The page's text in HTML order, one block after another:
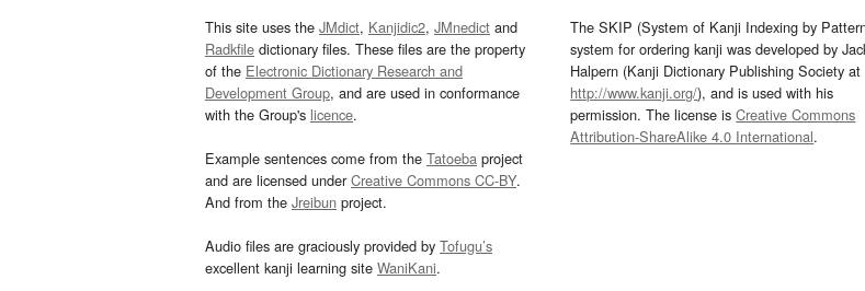
This site uses the JMdict, Kanjidic2, JMnedict and
Radkfile dictionary files. These files are the property
of the Electronic Dictionary Research and
Development Group, and are used in conformance
with the Group's licence.
Example sentences come from the Tatoeba project
and are licensed underCreative Commons CC-BY.
And from the Jreibun project.
Audio files are graciously provided by Tofugu’s
excellent kanji learning site WaniKani.
The SKIP (System of Kanji Indexing by
system for ordering kanji was developed by
Halpern (Kanji Dictionary Publishing Society at
http://www.kanji.org/), and is used with his
permission. The license isCreative Commons
Attribution-ShareAlike 4.0 International.